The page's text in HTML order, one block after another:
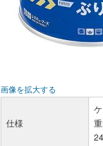
画像を拡大する
仕様